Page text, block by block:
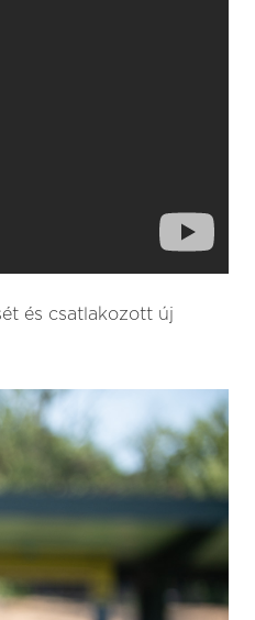
és csatlakozott új